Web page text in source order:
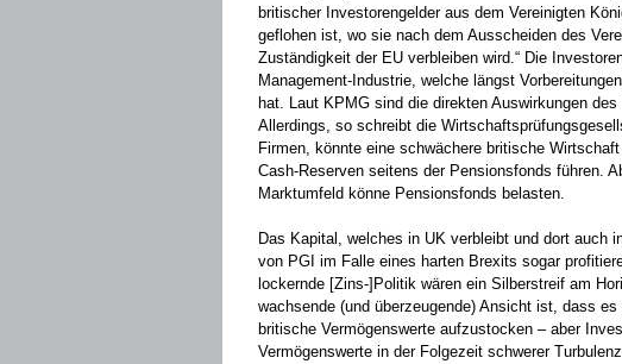
britischer Investorengelder aus dem Vereinigten
geflohen ist, wo sie nach dem Ausscheiden des
Zuständigkeit der EU verbleiben wird.“ Die
Management-Industrie, welche längst
hat. Laut KPMG sind die direkten Auswirkungen
Allerdings, so schreibt die
Firmen, könnte eine schwächere britische
Cash-Reserven seitens der Pensionsfonds führen.
Marktumfeld könne Pensionsfonds belasten.
Das Kapital, welches in UK verbleibt und dort auch
von PGI im Falle eines harten Brexits sogar
lockernde [Zins-]Politik wären ein Silberstreif am
wachsende (und überzeugende) Ansicht ist, dass
britische Vermögenswerte aufzustocken – aber
Vermögenswerte in der Folgezeit schwerer